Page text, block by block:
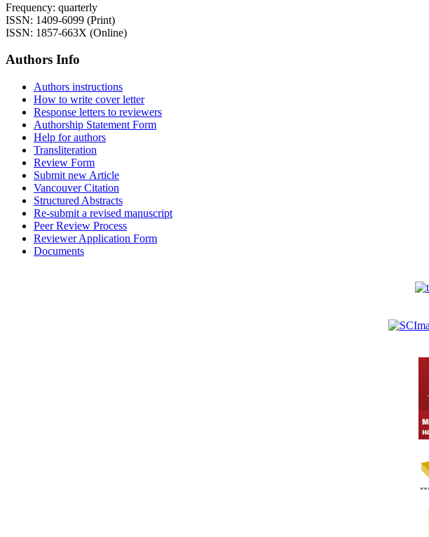
Frequency: quarterly
ISSN: 1409-6099 (Print)
ISSN: 1857-663X (Online)
Authors Info
Authors instructions
How to write cover letter
Response letters to reviewers
Authorship Statement Form
Help for authors
Transliteration
Review Form
Submit new Article
Vancouver Citation
Structured Abstracts
Re-submit a revised manuscript
Peer Review Process
Reviewer Application Form
Documents